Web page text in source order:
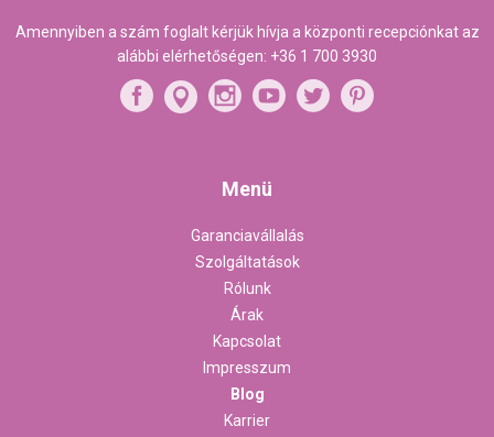
Amennyiben a szám foglalt kérjük hívja a központi recepciónkat az
alábbi elérhetőségen: +36 1 700 3930
Menü
Garanciavállalás
Szolgáltatások
Rólunk
Árak
Kapcsolat
Impresszum
Blog
Karrier